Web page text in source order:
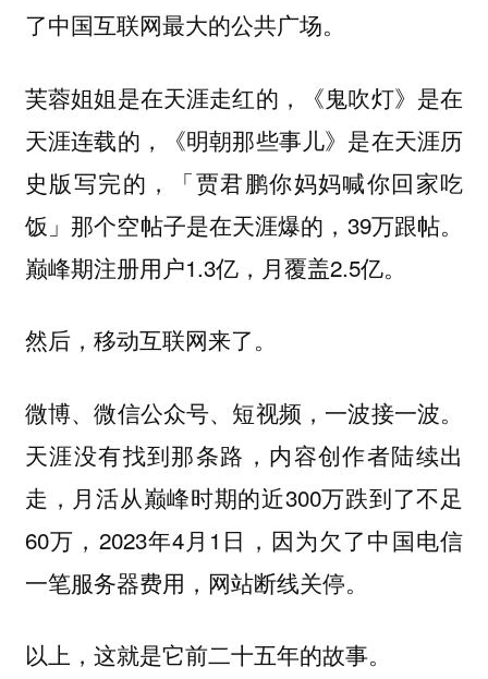
了中国互联网最大的公共广场。
芙蓉姐姐是在天涯走红的，《鬼吹灯》是在
天涯连载的，《明朝那些事儿》是在天涯历
史版写完的，「贾君鹏你妈妈喊你回家吃
饭」那个空帖子是在天涯爆的，39万跟帖。
巅峰期注册用户1.3亿，月覆盖2.5亿。
然后，移动互联网来了。
微博、微信公众号、短视频，一波接一波。
天涯没有找到那条路，内容创作者陆续出
走，月活从巅峰时期的近300万跌到了不足
60万，2023年4月1日，因为欠了中国电信
一笔服务器费用，网站断线关停。
以上，这就是它前二十五年的故事。